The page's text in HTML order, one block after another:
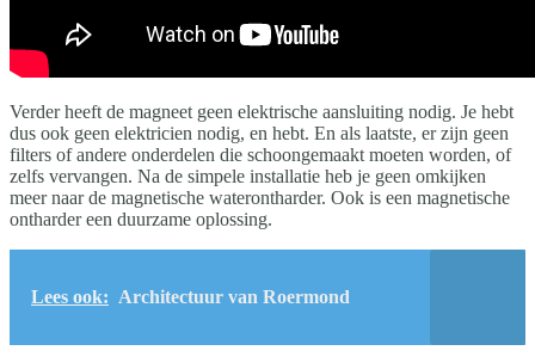
Verder heeft de magneet geen elektrische aansluiting nodig. Je hebt
dus ook geen elektricien nodig, en hebt. En als laatste, er zijn geen
filters of andere onderdelen die schoongemaakt moeten worden, of
zelfs vervangen. Na de simpele installatie heb je geen omkijken
meer naar de magnetische waterontharder. Ook is een magnetische
ontharder een duurzame oplossing.
Lees ook: Architectuur van Roermond